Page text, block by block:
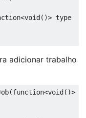
type
adicionar trabalho
(function<void()>